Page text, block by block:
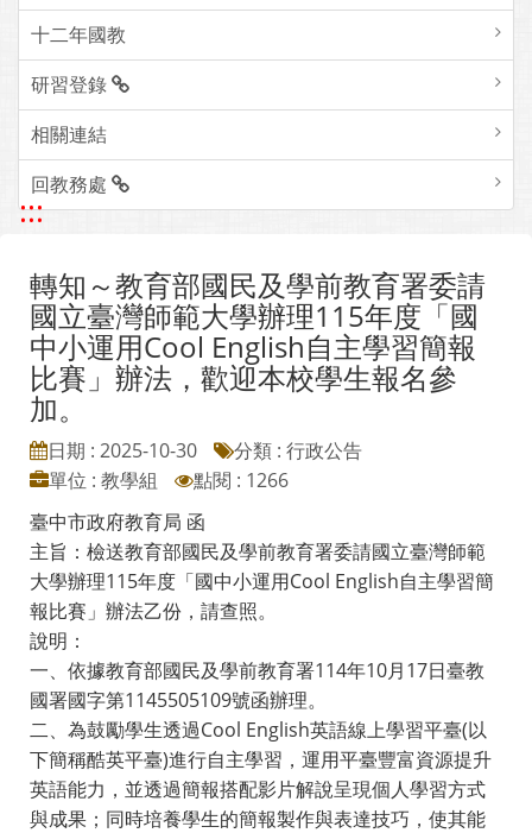
十二年國教
研習登錄
相關連結
回教務處
:::
轉知～教育部國民及學前教育署委請
國立臺灣師範大學辦理115年度「國
中小運用Cool English自主學習簡報
比賽」辦法，歡迎本校學生報名參
加。
日期 : 2025-10-30
分類 : 行政公告
單位 : 教學組
點閱 : 1266
臺中市政府教育局 函
主旨：檢送教育部國民及學前教育署委請國立臺灣師範
大學辦理115年度「國中小運用Cool English自主學習簡
報比賽」辦法乙份，請查照。
說明：
一、依據教育部國民及學前教育署114年10月17日臺教
國署國字第1145505109號函辦理。
二、為鼓勵學生透過Cool English英語線上學習平臺(以
下簡稱酷英平臺)進行自主學習，運用平臺豐富資源提升
英語能力，並透過簡報搭配影片解說呈現個人學習方式
與成果；同時培養學生的簡報製作與表達技巧，使其能